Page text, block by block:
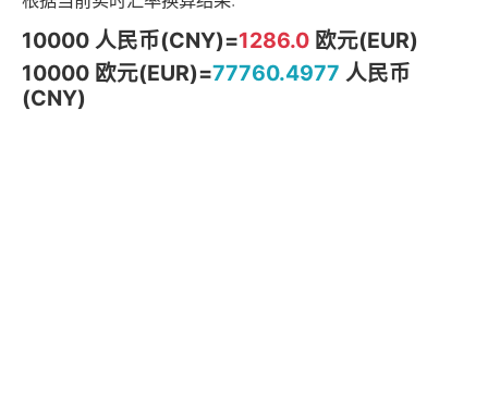
10000 人民币(CNY)=1286.0欧元(EUR)
10000 欧元(EUR)=77760.4977 人民币
(CNY)